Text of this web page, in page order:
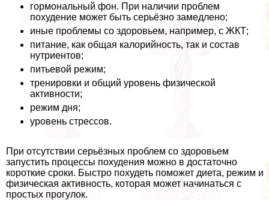
гормональный фон. При наличии проблем
похудение может быть серьёзно замедлено;
иные проблемы со здоровьем, например, с ЖКТ;
питание, как общая калорийность, так и состав
нутриентов;
питьевой режим;
тренировки и общий уровень физической
активности;
режим дня;
уровень стрессов.
При отсутствии серьёзных проблем со здоровьем
запустить процессы похудения можно в достаточно
короткие сроки. Быстро похудеть поможет диета, режим и
физическая активность, которая может начинаться с
простых прогулок.